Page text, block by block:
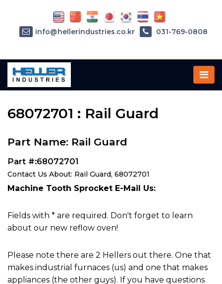
Home»Parts»68072701
68072701 : Rail Guard
Part Name: Rail Guard
Part #:68072701
Contact Us About: Rail Guard, 68072701
Machine Tooth Sprocket E-Mail Us:
Fields with * are required. Don't forget to learn
about our new reflow oven!
Please note there are 2 Hellers out there. One that
makes industrial furnaces (us) and one that makes
appliances (the other guys). If you have questions
info@hellerindustries.co.kr 031-769-0808